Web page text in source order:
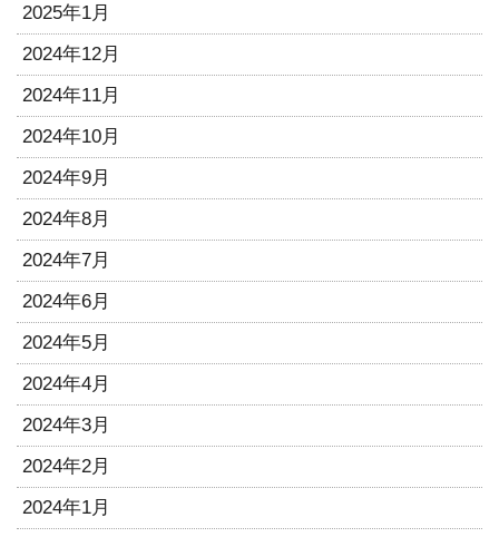
2025年1月
2024年12月
2024年11月
2024年10月
2024年9月
2024年8月
2024年7月
2024年6月
2024年5月
2024年4月
2024年3月
2024年2月
2024年1月